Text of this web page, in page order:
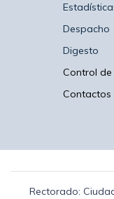
Despacho
Digesto
Control
Contactos
Rectorado: